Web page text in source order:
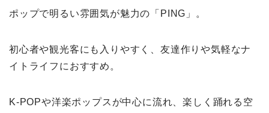
ポップで明るい雰囲気が魅力の「PING」。
初心者や観光客にも入りやすく、友達作りや気軽なナ
イトライフにおすすめ。
K-POPや洋楽ポップスが中心に流れ、楽しく踊れる空